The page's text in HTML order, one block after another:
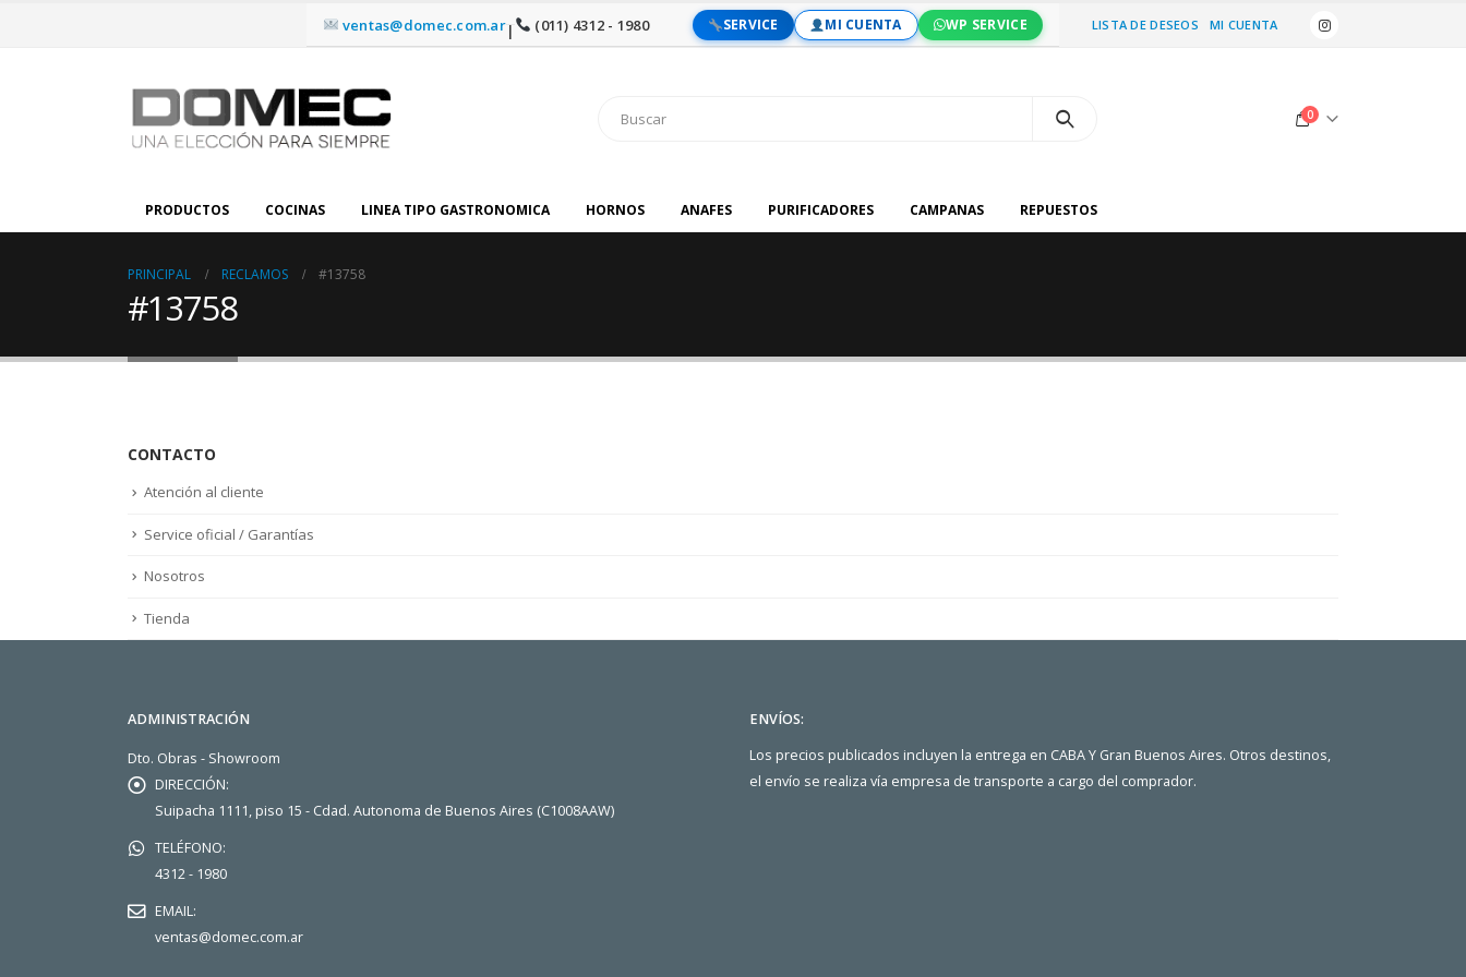
ventas@domec.com.ar| (011) 4312 - 1980 SERVICE MI CUENTA WP SERVICE LISTA DE DESEOS MI CUENTA
0
PRODUCTOS COCINAS LINEA TIPO GASTRONOMICA HORNOS ANAFES PURIFICADORES CAMPANAS REPUESTOS
PRINCIPAL RECLAMOS #13758
#13758
CONTACTO
Atención al cliente
Service oficial / Garantías
Nosotros
Tienda
ADMINISTRACIÓN
Dto. Obras - Showroom
DIRECCIÓN:
Suipacha 1111, piso 15 - Cdad. Autonoma de Buenos Aires (C1008AAW)
TELÉFONO:
4312 - 1980
EMAIL:
ventas@domec.com.ar
ENVÍOS:
Los precios publicados incluyen la entrega en CABA Y Gran Buenos Aires. Otros destinos,
el envío se realiza vía empresa de transporte a cargo del comprador.